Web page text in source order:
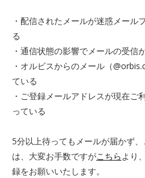
・配信されたメールが迷惑メール
る
・通信状態の影響でメールの受信
・オルビスからのメール（
ている
・ご登録メールアドレスが現在ご
っている
5分以上待ってもメールが届かず
は、大変お手数ですがこちらより
録をお願いいたします。